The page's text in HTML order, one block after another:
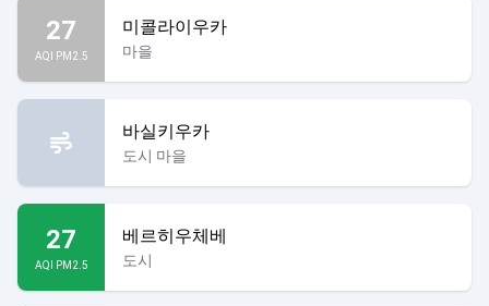
27
AQI PM2.5
미콜라이우카
마을
바실키우카
도시 마을
27
AQI PM2.5
베르히우체베
도시